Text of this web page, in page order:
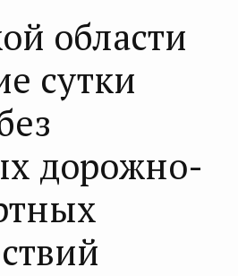
области
сутки
дорожно-